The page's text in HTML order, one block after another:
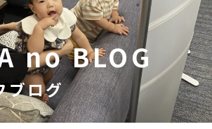
no BLOG
ブログ